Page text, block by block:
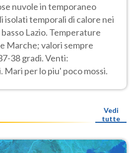
nuvole in temporaneo
isolati temporali di calore nei
Lazio. Temperature
Marche; valori sempre
38 gradi. Venti:
per lo piu' poco mossi.
Vedi
tutte